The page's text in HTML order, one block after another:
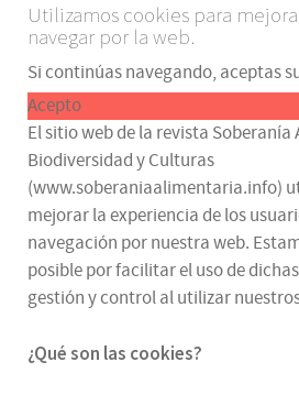
Utilizamos cookies para
navegar por la web.
Si continúas navegando, aceptas
Acepto
El sitio web de la revista
Biodiversidad y Culturas
(www.soberaniaalimentaria.info)
mejorar la experiencia de los
navegación por nuestra web.
posible por facilitar el uso de
gestión y control al utilizar
¿Qué son las cookies?